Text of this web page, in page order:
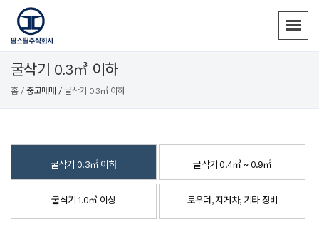
굴삭기 0.3㎥ 이하
홈 / 중고매매 / 굴삭기 0.3㎥ 이하
굴삭기 0.3㎥ 이하 굴삭기 0.4㎥ ~ 0.9㎥
굴삭기 1.0㎥ 이상 로우더, 지게차, 기타 장비